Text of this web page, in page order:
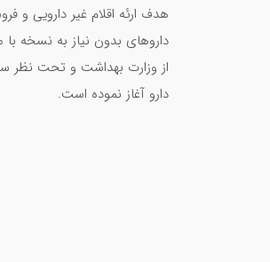
هدف ارئه اقلام غیر دارویی و
داروهای بدون نیاز به نسخه
از وزارت بهداشت و تحت نظر
دارو آغاز نموده است.